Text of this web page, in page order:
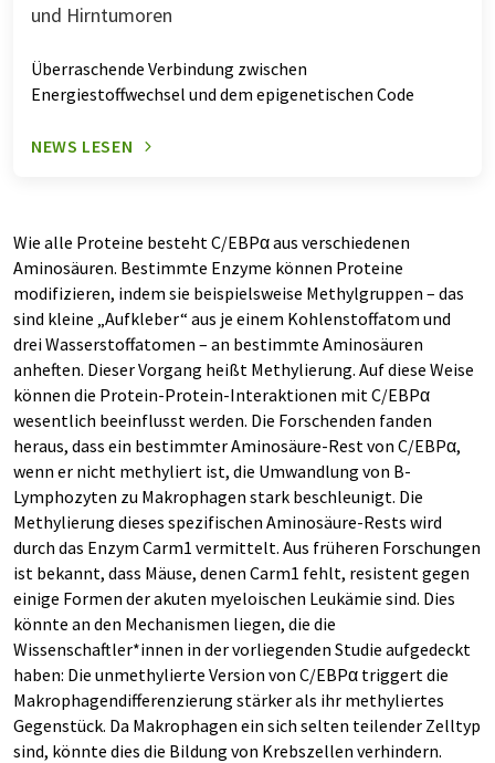
und Hirntumoren
Überraschende Verbindung zwischen
Energiestoffwechsel und dem epigenetischen Code
NEWS LESEN
Wie alle Proteine besteht C/EBPα aus verschiedenen
Aminosäuren. Bestimmte Enzyme können Proteine
modifizieren, indem sie beispielsweise Methylgruppen – das
sind kleine „Aufkleber“ aus je einem Kohlenstoffatom und
drei Wasserstoffatomen – an bestimmte Aminosäuren
anheften. Dieser Vorgang heißt Methylierung. Auf diese Weise
können die Protein-Protein-Interaktionen mit C/EBPα
wesentlich beeinflusst werden. Die Forschenden fanden
heraus, dass ein bestimmter Aminosäure-Rest von C/EBPα,
wenn er nicht methyliert ist, die Umwandlung von B-
Lymphozyten zu Makrophagen stark beschleunigt. Die
Methylierung dieses spezifischen Aminosäure-Rests wird
durch das Enzym Carm1 vermittelt. Aus früheren Forschungen
ist bekannt, dass Mäuse, denen Carm1 fehlt, resistent gegen
einige Formen der akuten myeloischen Leukämie sind. Dies
könnte an den Mechanismen liegen, die die
Wissenschaftler*innen in der vorliegenden Studie aufgedeckt
haben: Die unmethylierte Version von C/EBPα triggert die
Makrophagendifferenzierung stärker als ihr methyliertes
Gegenstück. Da Makrophagen ein sich selten teilender Zelltyp
sind, könnte dies die Bildung von Krebszellen verhindern.